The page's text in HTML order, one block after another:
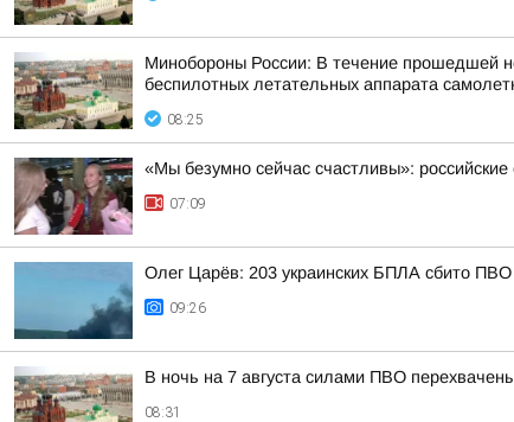
Минобороны России: В течение прошедшей
беспилотных летательных аппарата
08:25
«Мы безумно сейчас счастливы»:
07:09
Олег Царёв: 203 украинских БПЛА сбито
09:26
В ночь на 7 августа силами ПВО
08:31